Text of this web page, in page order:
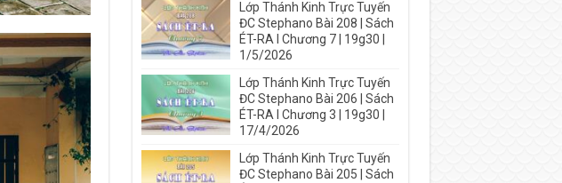
Lớp Thánh Kinh Trực Tuyến
ĐC Stephano Bài 208 | Sách
ÉT-RA I Chương 7 | 19g30 |
1/5/2026
Lớp Thánh Kinh Trực Tuyến
ĐC Stephano Bài 206 | Sách
ÉT-RA I Chương 3 | 19g30 |
17/4/2026
Lớp Thánh Kinh Trực Tuyến
ĐC Stephano Bài 205 | Sách